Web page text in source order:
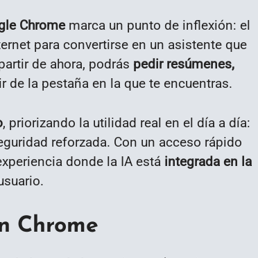
Chromemarca un punto de inflexión: el
para convertirse en un asistente que
de ahora, podrás pedir resúmenes,
de la pestaña en la que te encuentras.
, priorizando la utilidad real en el día a día:
reforzada. Con un acceso rápido
donde la IA está integrada en la
Chrome